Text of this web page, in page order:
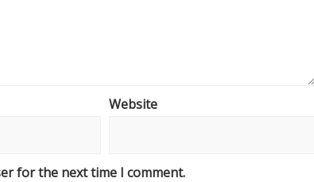
Website
for the next time I comment.